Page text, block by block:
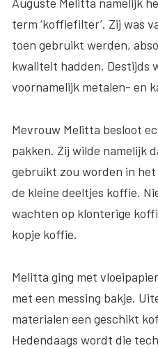
term ‘koffiefilter’. Zij was
toen gebruikt werden,
kwaliteit hadden. Destijds
voornamelijk metalen- en
Mevrouw Melitta besloot
pakken. Zij wilde namelijk
gebruikt zou worden in
de kleine deeltjes koffie.
wachten op klonterige
kopje koffie.
Melitta ging met
met een messing bakje.
materialen een geschikt
Hedendaags wordt die